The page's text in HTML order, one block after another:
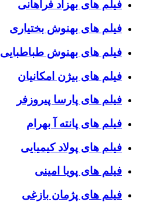
فیلم های بهزاد فراهانی
فیلم های بهنوش بختیاری
فیلم های بهنوش طباطبایی
فیلم های بیژن امکانیان
فیلم های پارسا پیروزفر
فیلم های پانته آ بهرام
فیلم های پولاد کیمیایی
فیلم های پویا امینی
فیلم های پژمان بازغی